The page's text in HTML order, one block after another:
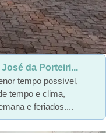
da Porteiri...
tempo possível,
tempo e clima,
e feriados....